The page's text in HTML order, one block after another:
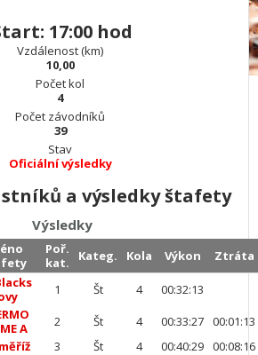
17:00 hod
Vzdálenost (km)
10,00
Počet kol
4
Počet závodníků
39
Stav
Oficiální výsledky
a výsledky štafety
Výsledky
Poř.
kat.
Kateg. Kola Výkon Ztráta
1 Št 4
00:32:13
A
2 Št 4 00:33:27 00:01:13
3 Št 4 00:40:29 00:08:16